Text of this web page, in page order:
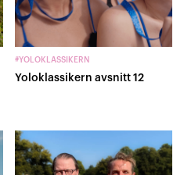
#YOLOKLASSIKERN
Yoloklassikern avsnitt 12